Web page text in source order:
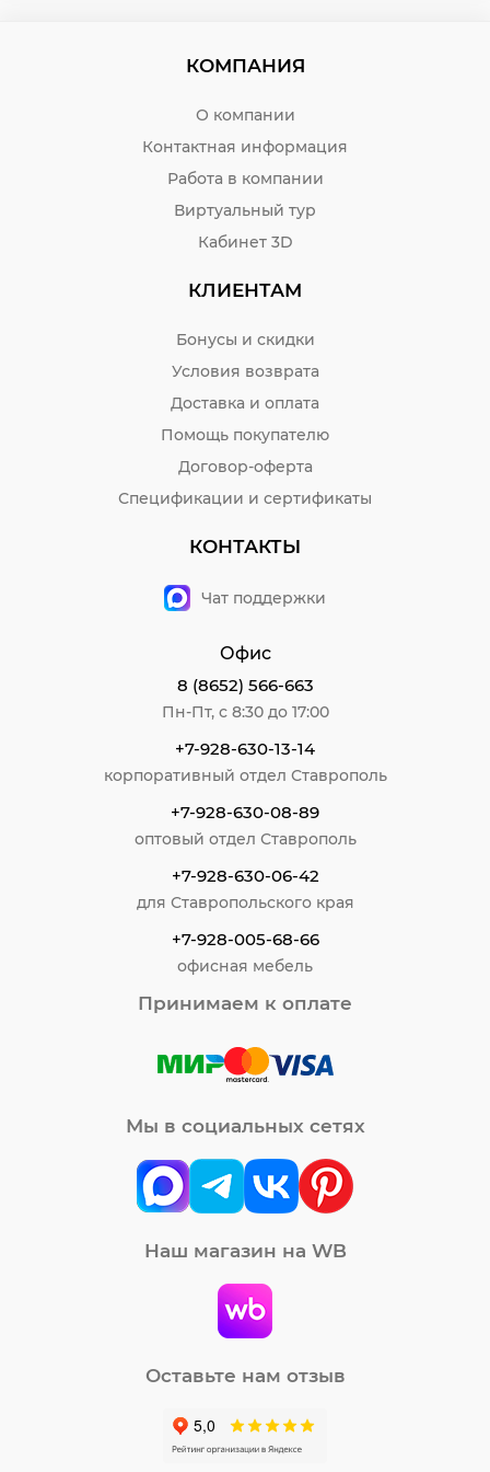
КОМПАНИЯ
О компании
Контактная информация
Работа в компании
Виртуальный тур
Кабинет 3D
КЛИЕНТАМ
Бонусы и скидки
Условия возврата
Доставка и оплата
Помощь покупателю
Договор-оферта
Спецификации и сертификаты
КОНТАКТЫ
Чат поддержки
Офис
8 (8652) 566-663
Пн-Пт, с 8:30 до 17:00
+7-928-630-13-14
корпоративный отдел Ставрополь
+7-928-630-08-89
оптовый отдел Ставрополь
+7-928-630-06-42
для Ставропольского края
+7-928-005-68-66
офисная мебель
Принимаем к оплате
Мы в социальных сетях
Наш магазин на WB
Оставьте нам отзыв